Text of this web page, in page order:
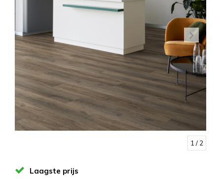
1 / 2
Laagste prijs